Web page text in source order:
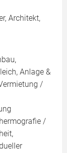
Architekt,
Anlage &
/
/